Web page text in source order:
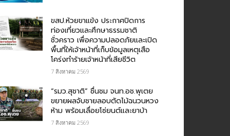
ขสป.ห้วยขาแข้ง ประกาศปิดการ
ท่องเที่ยวและศึกษาธรรมชาติ
ชั่วคราว เพื่อความปลอดภัยและเปิด
พื้นที่ให้เจ้าหน้าที่เก็บข้อมูลเหตุเสือ
โคร่งทำร้ายเจ้าหน้าที่เสียชีวิต
7 สิงหาคม 2569
“รมว.สุชาติ” ชื่นชม​ จนท.อช.พุเตย​
ขยายผลจับชายลอบตัดไม้ฉนวนหวง
ห้าม พร้อมเลื่อยโซ่ยนต์และยาบ้า
7 สิงหาคม 2569